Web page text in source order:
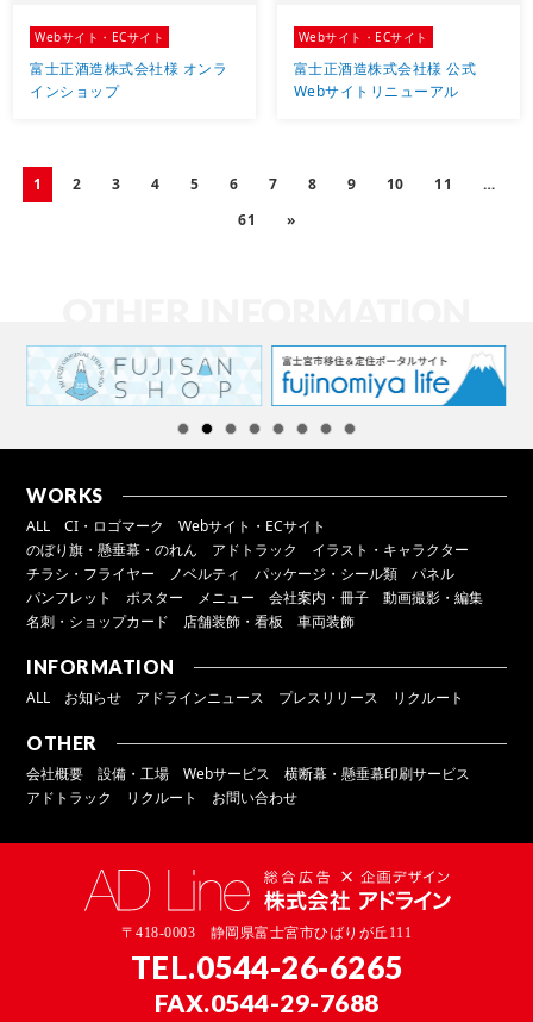
Webサイト・ECサイト
富士正酒造株式会社様 オンラ
インショップ
Webサイト・ECサイト
富士正酒造株式会社様 公式
Webサイトリニューアル
1 2 3 4 5 6 7 8 9 10 11
…
61
»
WORKS
ALL CI・ロゴマーク
Webサイト・ECサイト
のぼり旗・懸垂幕・のれん
アドトラック
イラスト・キャラクター
チラシ・フライヤー
ノベルティ パッケージ・シール類
パネル
パンフレット
ポスター メニュー 会社案内・冊子
動画撮影・編集
名刺・ショップカード
店舗装飾・看板 車両装飾
INFORMATION
ALL お知らせ アドラインニュース プレスリリース リクルート
OTHER
会社概要 設備・工場 Webサービス
横断幕・懸垂幕印刷サービス
アドトラック
リクルート お問い合わせ
〒418-0003 静岡県富士宮市ひばりが丘111
TEL.0544-26-6265
FAX.0544-29-7688